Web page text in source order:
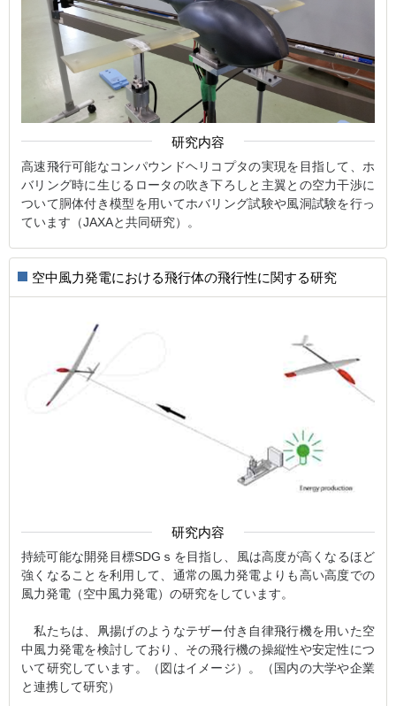
研究内容
高速飛行可能なコンパウンドヘリコプタの実現を目指して、ホ
バリング時に生じるロータの吹き下ろしと主翼との空力干渉に
ついて胴体付き模型を用いてホバリング試験や風洞試験を行っ
ています（JAXAと共同研究）。
空中風力発電における飛行体の飛行性に関する研究
研究内容
持続可能な開発目標SDGｓを目指し、風は高度が高くなるほど
強くなることを利用して、通常の風力発電よりも高い高度での
風力発電（空中風力発電）の研究をしています。
私たちは、凧揚げのようなテザー付き自律飛行機を用いた空
中風力発電を検討しており、その飛行機の操縦性や安定性につ
いて研究しています。（図はイメージ）。（国内の大学や企業
と連携して研究）